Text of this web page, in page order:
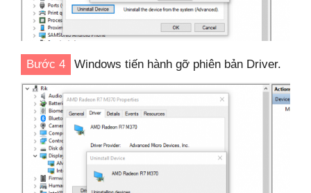
Bước 4 Windows tiến hành gỡ phiên bản Driver.